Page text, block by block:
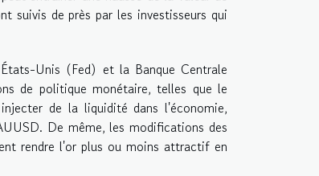
suivis de près par les investisseurs qui
Unis (Fed) et la Banque Centrale
de politique monétaire, telles que le
de la liquidité dans l'économie,
De même, les modifications des
rendre l'or plus ou moins attractif en